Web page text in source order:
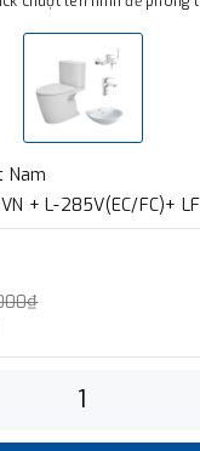
Nam
+ L-285V(EC/FC)+